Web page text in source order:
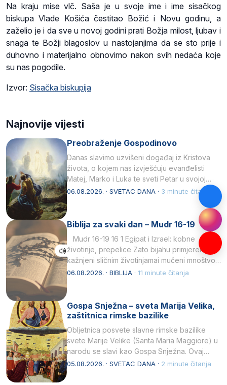
Na kraju mise vlč. Saša je u svoje ime i ime sisačkog
biskupa Vlade Košića čestitao Božić i Novu godinu, a
zaželio je i da sve u novoj godini prati Božja milost, ljubav i
snaga te Božji blagoslov u nastojanjima da se sto prije i
duhovno i materijalno obnovimo nakon svih nedaća koje
su nas pogodile.
Izvor: Sisačka biskupija
Najnovije vijesti
Preobraženje Gospodinovo
Danas slavimo uzvišeni događaj iz Kristova
života, o kojem nas izvješćuju evanđelisti
Matej, Marko i Luka te sveti Petar u svojoj
drugoj…
06.08.2026. · SVETAC DANA · 3 minute čitanja
Biblija za svaki dan – Mudr 16-19
Mudr 16-19 16 1 Egipat i Izrael: kobne
životinje, prepelice Zato bijahu primjereno
kažnjeni sličnim životinjamai mučeni mnoštvom
kukaca.2 A narod…
06.08.2026. · BIBLIJA · 11 minute čitanja
Gospa Snježna – sveta Marija Velika,
zaštitnica rimske bazilike
Obljetnica posvete slavne rimske bazilike
svete Marije Velike (Santa Maria Maggiore) u
narodu se slavi kao Gospa Snježna. Ovaj
naziv, Sancta Maria…
05.08.2026. · SVETAC DANA · 2 minute čitanja